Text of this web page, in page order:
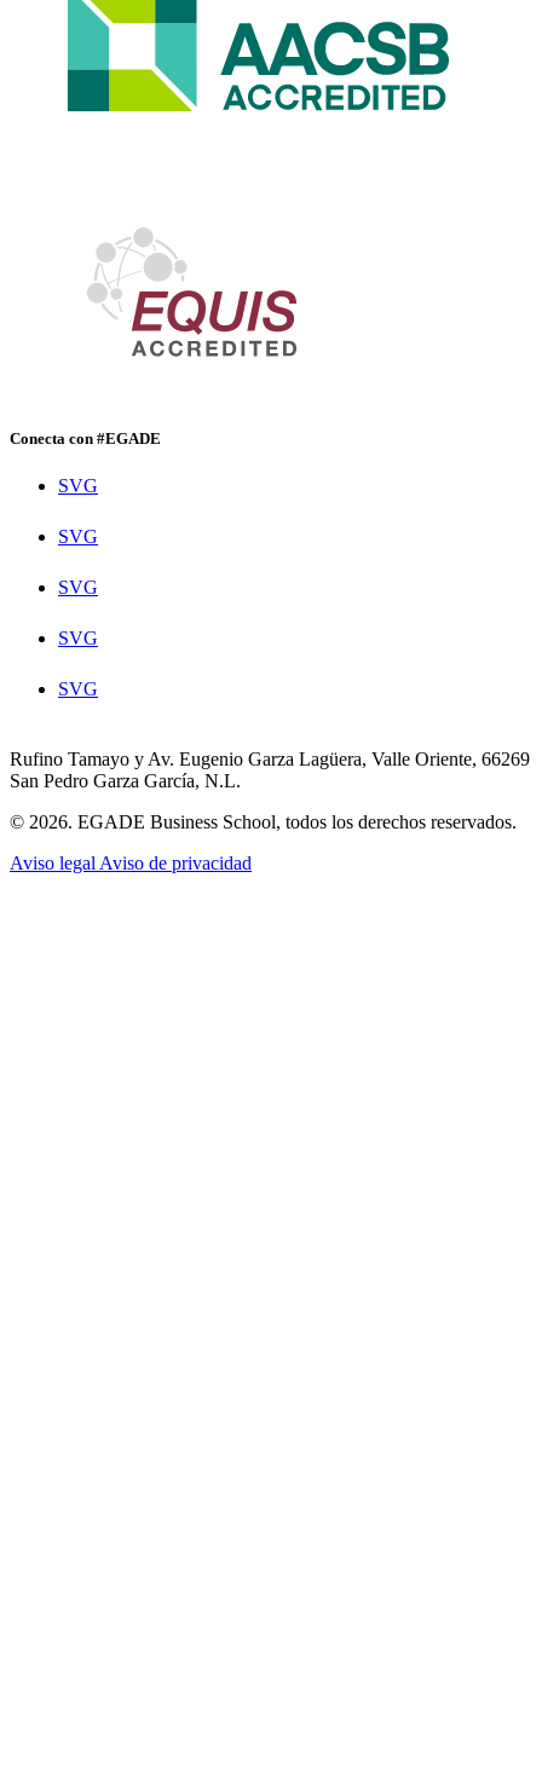
Conecta con #EGADE
SVG
SVG
SVG
SVG
SVG
Rufino Tamayo y Av. Eugenio Garza Lagüera, Valle Oriente, 66269
San Pedro Garza García, N.L.
© 2026. EGADE Business School, todos los derechos reservados.
Aviso legal Aviso de privacidad